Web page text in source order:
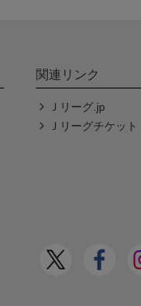
関連リンク
Ｊリーグ.jp
Ｊリーグチケット